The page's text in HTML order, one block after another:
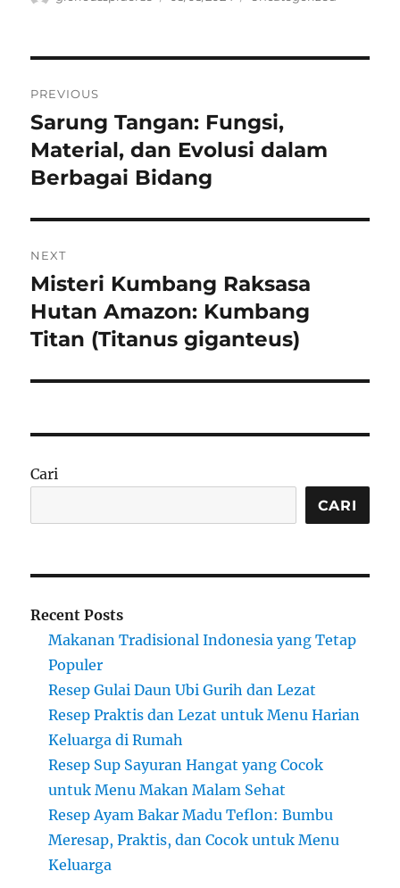
pos
PREVIOUS
Previous
post:
Sarung Tangan: Fungsi,
Material, dan Evolusi dalam
Berbagai Bidang
NEXT
Next
post:
Misteri Kumbang Raksasa
Hutan Amazon: Kumbang
Titan (Titanus giganteus)
Cari
CARI
Recent Posts
Makanan Tradisional Indonesia yang Tetap
Populer
Resep Gulai Daun Ubi Gurih dan Lezat
Resep Praktis dan Lezat untuk Menu Harian
Keluarga di Rumah
Resep Sup Sayuran Hangat yang Cocok
untuk Menu Makan Malam Sehat
Resep Ayam Bakar Madu Teflon: Bumbu
Meresap, Praktis, dan Cocok untuk Menu
Keluarga